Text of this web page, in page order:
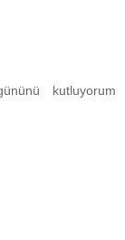
kutluyorum